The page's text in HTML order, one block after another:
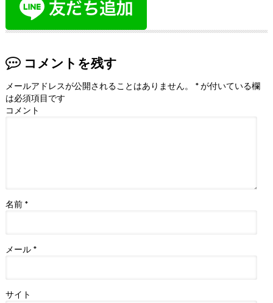
コメントを残す
メールアドレスが公開されることはありません。 *が付いている欄
は必須項目です
コメント
名前 *
メール *
サイト